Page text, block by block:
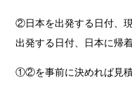
②日本を出発する日付、
出発する日付、日本に帰
①②を事前に決めれば見積